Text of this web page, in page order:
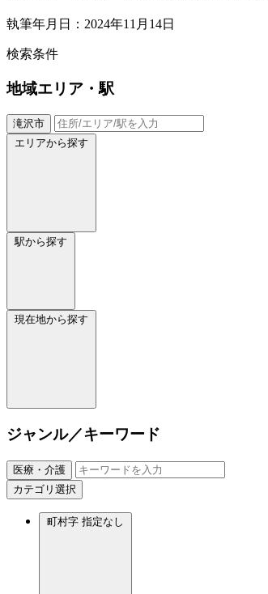
執筆年月日：2024年11月14日
検索条件
地域エリア・駅
滝沢市
エリアから探す
駅から探す
現在地から探す
ジャンル／キーワード
医療・介護
カテゴリ選択
町村字 指定なし